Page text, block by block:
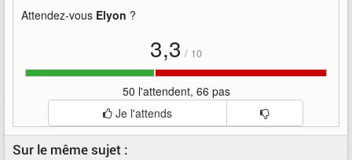
Attendez-vous Elyon ?
3,3 / 10
50 l'attendent, 66 pas
Je l'attends
Sur le même sujet :